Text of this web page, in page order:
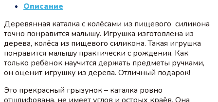
Описание
Деревянная каталка с колёсами из пищевого силикона
точно понравится малышу. Игрушка изготовлена из
дерева, колёса из пищевого силикона. Такая игрушка
понравится малышу практически с рождения. Как
только ребёнок научится держать предметы ручками,
он оценит игрушку из дерева. Отличный подарок!
Это прекрасный грызунок – каталка ровно